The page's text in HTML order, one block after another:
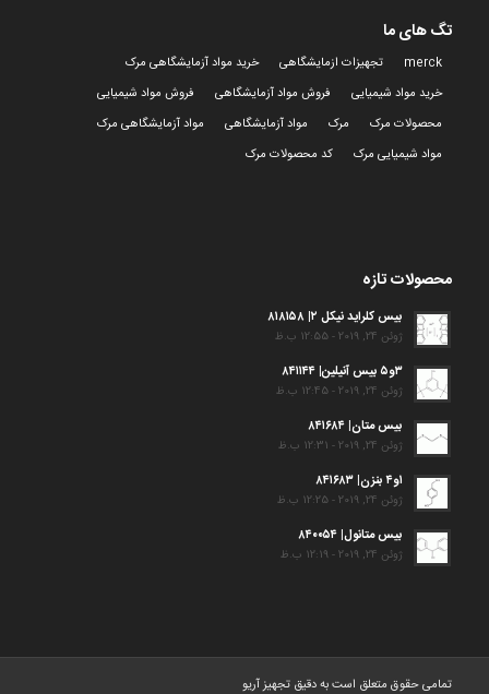
تگ های ما
merck تجهیزات ازمایشگاهی
خرید مواد آزمایشگاهی مرک
خرید مواد شیمیایی
فروش مواد آزمایشگاهی
فروش مواد شیمیایی
محصولات مرک
مرک مواد آزمایشگاهی
مواد آزمایشگاهی مرک
مواد شیمیایی مرک
کد محصولات مرک
محصولات تازه
بیس کلراید نیکل ۲| ۸۱۸۱۵۸
ژوئن 24, 2019 - 12:55 ب.ظ
۳و۵ بیس آنیلین| ۸۴۱۱۴۴
ژوئن 24, 2019 - 12:45 ب.ظ
بیس متان| ۸۴۱۶۸۴
ژوئن 24, 2019 - 12:31 ب.ظ
۱و۴ بنزن| ۸۴۱۶۸۳
ژوئن 24, 2019 - 12:25 ب.ظ
بیس متانول| ۸۴۰۰۵۴
ژوئن 24, 2019 - 12:19 ب.ظ
تمامی حقوق متعلق است به دقیق تجهیز آریو